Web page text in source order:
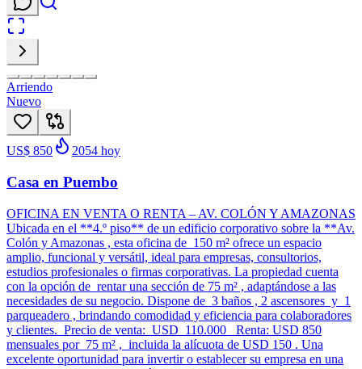
Arriendo
Nuevo
US$ 850 2054 hoy
Casa en Puembo
OFICINA EN VENTA O RENTA – AV. COLÓN Y AMAZONAS
Ubicada en el **4.º piso** de un edificio corporativo sobre la **Av.
Colón y Amazonas , esta oficina de 150 m² ofrece un espacio
amplio, funcional y versátil, ideal para empresas, consultorios,
estudios profesionales o firmas corporativas. La propiedad cuenta
con la opción de rentar una sección de 75 m² , adaptándose a las
necesidades de su negocio. Dispone de 3 baños , 2 ascensores y 1
parqueadero , brindando comodidad y eficiencia para colaboradores
y clientes. Precio de venta: USD 110.000 Renta: USD 850
mensuales por 75 m² , incluida la alícuota de USD 150 . Una
excelente oportunidad para invertir o establecer su empresa en una